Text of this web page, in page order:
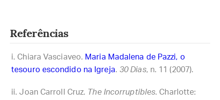
Referências
Chiara Vasciaveo. Maria Madalena de Pazzi, o
tesouro escondido na Igreja. 30 Dias, n. 11 (2007).
Joan Carroll Cruz. The Incorruptibles. Charlotte: